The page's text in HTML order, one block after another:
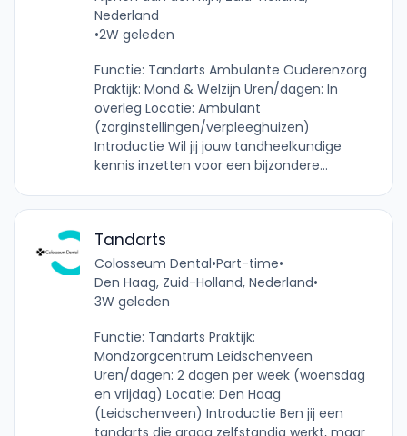
Nederland
•2W geleden
Functie: Tandarts Ambulante Ouderenzorg
Praktijk: Mond & Welzijn Uren/dagen: In
overleg Locatie: Ambulant
(zorginstellingen/verpleeghuizen)
Introductie Wil jij jouw tandheelkundige
kennis inzetten voor een bijzondere...
Tandarts
Colosseum Dental•Part-time•
Den Haag, Zuid-Holland, Nederland•
3W geleden
Functie: Tandarts Praktijk:
Mondzorgcentrum Leidschenveen
Uren/dagen: 2 dagen per week (woensdag
en vrijdag) Locatie: Den Haag
(Leidschenveen) Introductie Ben jij een